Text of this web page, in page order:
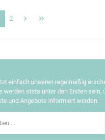
Seite
2
einfach unseren regelmäßig
werden stets unter den Ersten sein,
und Angebote informiert werden.